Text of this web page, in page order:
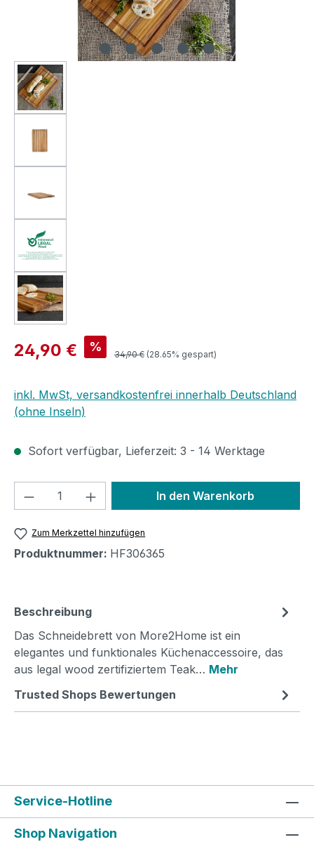
Verkaufspreis:
24,90 € % Regulärer Preis:
34,90 € (28.65% gespart)
inkl. MwSt, versandkostenfrei innerhalb Deutschland
(ohne Inseln)
Sofort verfügbar, Lieferzeit: 3 - 14 Werktage
Produkt Anzahl: Gib denIn den Warenkorb
Zum Merkzettel hinzufügen
Produktnummer: HF306365
Beschreibung
Das Schneidebrett von More2Home ist ein
elegantes und funktionales Küchenaccessoire, das
aus legal wood zertifiziertem Teak… Mehr
Trusted Shops Bewertungen
Service-Hotline
Shop Navigation